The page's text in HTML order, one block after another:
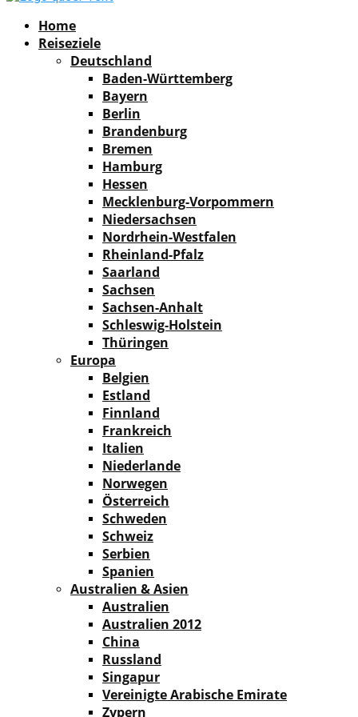
Home
Reiseziele
Deutschland
Baden-Württemberg
Bayern
Berlin
Brandenburg
Bremen
Hamburg
Hessen
Mecklenburg-Vorpommern
Niedersachsen
Nordrhein-Westfalen
Rheinland-Pfalz
Saarland
Sachsen
Sachsen-Anhalt
Schleswig-Holstein
Thüringen
Europa
Belgien
Estland
Finnland
Frankreich
Italien
Niederlande
Norwegen
Österreich
Schweden
Schweiz
Serbien
Spanien
Australien & Asien
Australien
Australien 2012
China
Russland
Singapur
Vereinigte Arabische Emirate
Zypern